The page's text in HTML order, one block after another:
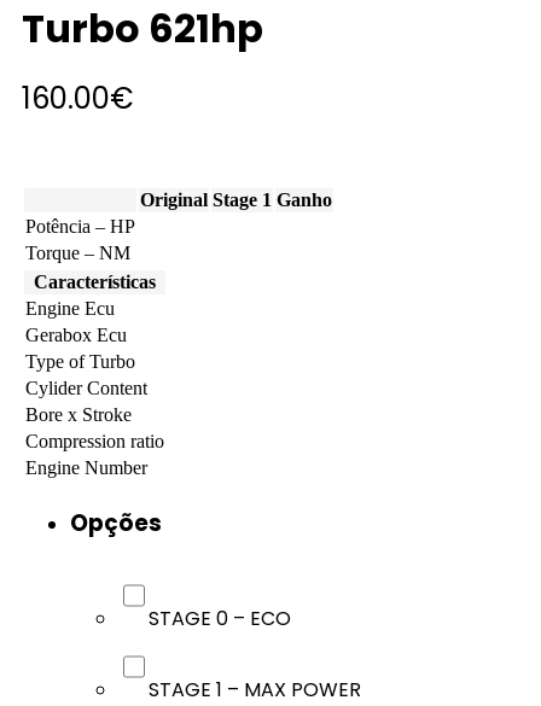
Turbo 621hp
160.00€
Original Stage 1 Ganho
Potência – HP
Torque – NM
Características
Engine Ecu
Gerabox Ecu
Type of Turbo
Cylider Content
Bore x Stroke
Compression ratio
Engine Number
Opções
STAGE 0 – ECO
STAGE 1 – MAX POWER